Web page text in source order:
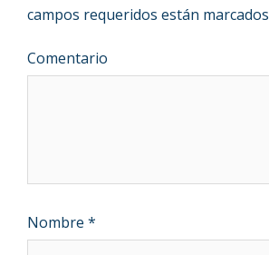
campos requeridos están marcados
Comentario
Nombre *